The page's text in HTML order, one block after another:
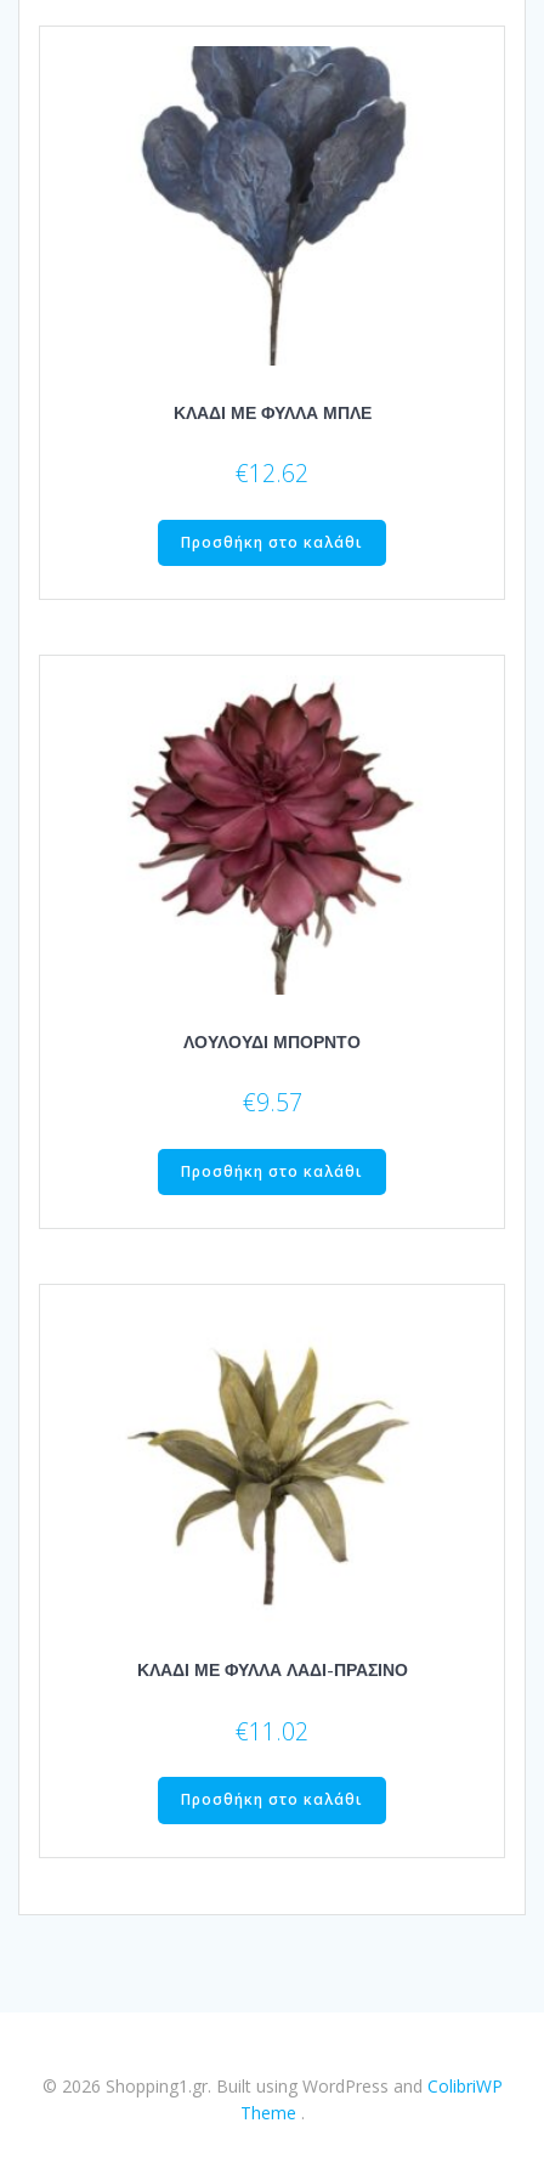
ΚΛΑΔΙ ΜΕ ΦΥΛΛΑ ΜΠΛΕ
€12.62
Προσθήκη στο καλάθι
ΛΟΥΛΟΥΔΙ ΜΠΟΡΝΤΟ
€9.57
Προσθήκη στο καλάθι
ΚΛΑΔΙ ΜΕ ΦΥΛΛΑ ΛΑΔΙ-ΠΡΑΣΙΝΟ
€11.02
Προσθήκη στο καλάθι
© 2026 Shopping1.gr. Built using WordPress and ColibriWP
Theme .